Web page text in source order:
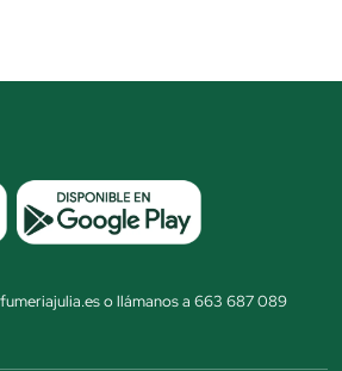
o llámanos a 663 687 089